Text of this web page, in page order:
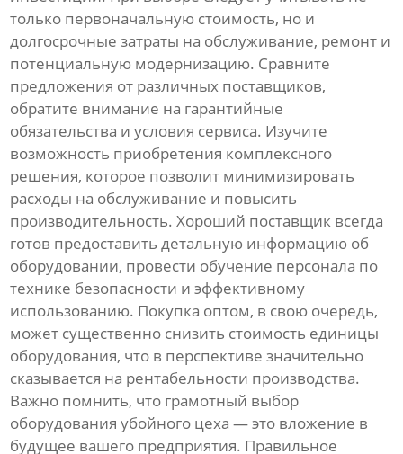
только первоначальную стоимость, но и
долгосрочные затраты на обслуживание, ремонт и
потенциальную модернизацию. Сравните
предложения от различных поставщиков,
обратите внимание на гарантийные
обязательства и условия сервиса. Изучите
возможность приобретения комплексного
решения, которое позволит минимизировать
расходы на обслуживание и повысить
производительность. Хороший поставщик всегда
готов предоставить детальную информацию об
оборудовании, провести обучение персонала по
технике безопасности и эффективному
использованию. Покупка оптом, в свою очередь,
может существенно снизить стоимость единицы
оборудования, что в перспективе значительно
сказывается на рентабельности производства.
Важно помнить, что грамотный выбор
оборудования убойного цеха — это вложение в
будущее вашего предприятия. Правильное